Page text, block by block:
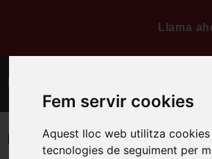
Fem servir cookies
Aquest lloc web utilitza
tecnologies de seguiment per
Llama